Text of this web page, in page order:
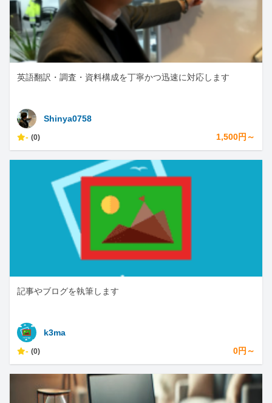
英語翻訳・調査・資料構成を丁寧かつ迅速に対応します
Shinya0758
- (0) 1,500円～
記事やブログを執筆します
k3ma
- (0) 0円～